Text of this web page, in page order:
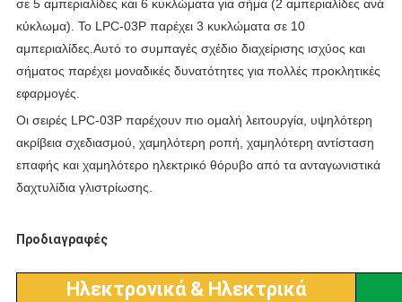
σε 5 αμπεριαλίδες και 6 κυκλώματα για σήμα (2 αμπεριαλίδες ανά
κύκλωμα). Το LPC-03P παρέχει 3 κυκλώματα σε 10
αμπεριαλίδες.Αυτό το συμπαγές σχέδιο διαχείρισης ισχύος και
σήματος παρέχει μοναδικές δυνατότητες για πολλές προκλητικές
εφαρμογές.
Οι σειρές LPC-03P παρέχουν πιο ομαλή λειτουργία, υψηλότερη
ακρίβεια σχεδιασμού, χαμηλότερη ροπή, χαμηλότερη αντίσταση
επαφής και χαμηλότερο ηλεκτρικό θόρυβο από τα ανταγωνιστικά
δαχτυλίδια γλιστρίωσης.
Προδιαγραφές
Ηλεκτρονικά & Ηλεκτρικά